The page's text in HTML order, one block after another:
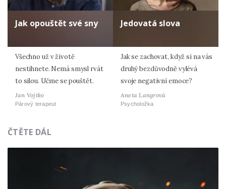
Jak opouštět své sny
Všechno už v životě
nestihnete. Nemá smysl rvát
to silou. Učme se pouštět.
Jan Vojtko
Párový terapeut
Jedovatá slova
Jak se zachovat, když si na vás
druhý bezdůvodně vylévá
svoje negativní emoce?
Aneta Langrová
Psycholožka
ČTĚTE DÁL